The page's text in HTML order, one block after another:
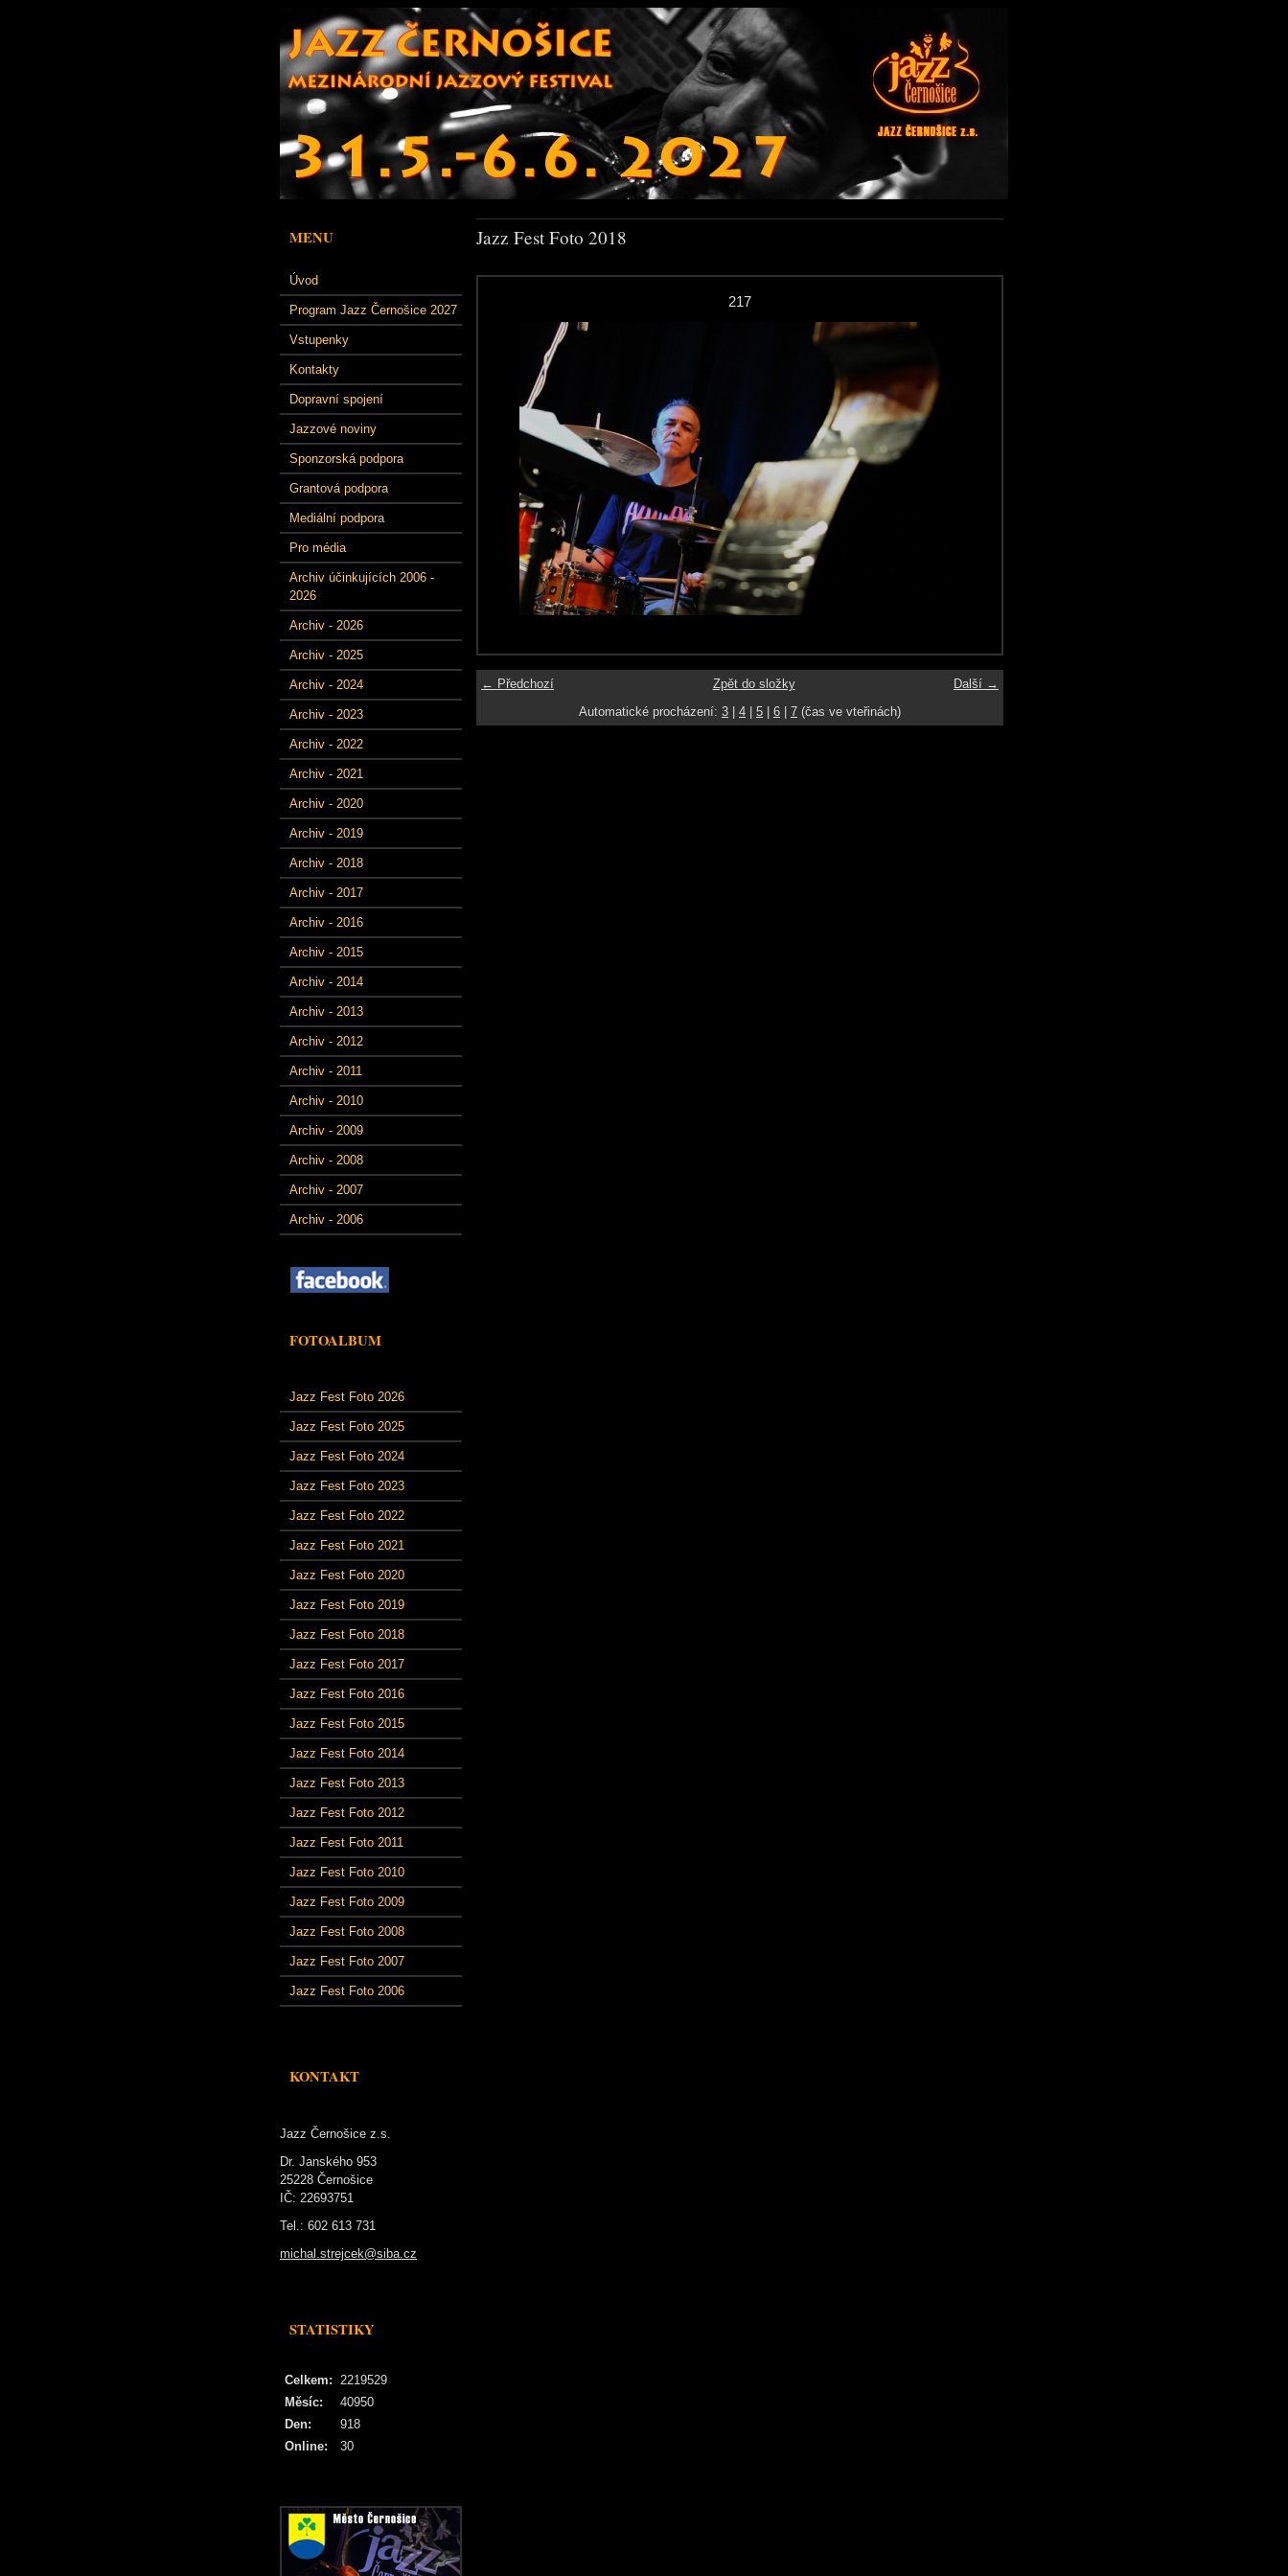
MENU
Úvod
Program Jazz Černošice 2027
Vstupenky
Kontakty
Dopravní spojení
Jazzové noviny
Sponzorská podpora
Grantová podpora
Mediální podpora
Pro média
Archiv účinkujících 2006 -
2026
Archiv - 2026
Archiv - 2025
Archiv - 2024
Archiv - 2023
Archiv - 2022
Archiv - 2021
Archiv - 2020
Archiv - 2019
Archiv - 2018
Archiv - 2017
Archiv - 2016
Archiv - 2015
Archiv - 2014
Archiv - 2013
Archiv - 2012
Archiv - 2011
Archiv - 2010
Archiv - 2009
Archiv - 2008
Archiv - 2007
Archiv - 2006
FOTOALBUM
Jazz Fest Foto 2026
Jazz Fest Foto 2025
Jazz Fest Foto 2024
Jazz Fest Foto 2023
Jazz Fest Foto 2022
Jazz Fest Foto 2021
Jazz Fest Foto 2020
Jazz Fest Foto 2019
Jazz Fest Foto 2018
Jazz Fest Foto 2017
Jazz Fest Foto 2016
Jazz Fest Foto 2015
Jazz Fest Foto 2014
Jazz Fest Foto 2013
Jazz Fest Foto 2012
Jazz Fest Foto 2011
Jazz Fest Foto 2010
Jazz Fest Foto 2009
Jazz Fest Foto 2008
Jazz Fest Foto 2007
Jazz Fest Foto 2006
KONTAKT
Jazz Černošice z.s.
Dr. Janského 953
25228 Černošice
IČ: 22693751
Tel.: 602 613 731
michal.strejcek@siba.cz
STATISTIKY
Online: 30
Celkem: 2219529
Měsíc:
40950
Den:
918
Jazz Fest Foto 2018
217
← Předchozí Další →
Zpět do složky
Automatické procházení: 3 4 5 6 7 (čas ve vteřinách)